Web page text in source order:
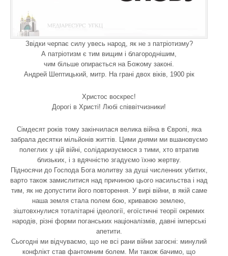
Звідки черпає силу увесь народ, як не з патріотизму?
А патріотизм є тим вищим і благороднішим,
чим більше опирається на Божому законі.
Андрей Шептицький, митр. На грані двох віків, 1900 рік
Христос воскрес!
Дорогі в Христі! Любі співвітчизники!
Сімдесят років тому закінчилася велика війна в Європі, яка
забрала десятки мільйонів життів. Цими днями ми вшановуємо
полеглих у цій війні, солідаризуємося з тими, хто втратив
близьких, і з вдячністю згадуємо їхню жертву.
Підносячи до Господа Бога молитву за душі численних убитих,
варто також замислитися над причиною цього насильства і над
тим, як не допустити його повторення. У вирі війни, в якій саме
наша земля стала полем бою, кривавою землею,
зіштовхнулися тоталітарні ідеології, егоїстичні теорії окремих
народів, різні форми поганських націоналізмів, давні імперські
апетити.
Сьогодні ми відчуваємо, що не всі рани війни загоєні: минулий
конфлікт став фантомним болем. Ми також бачимо, що